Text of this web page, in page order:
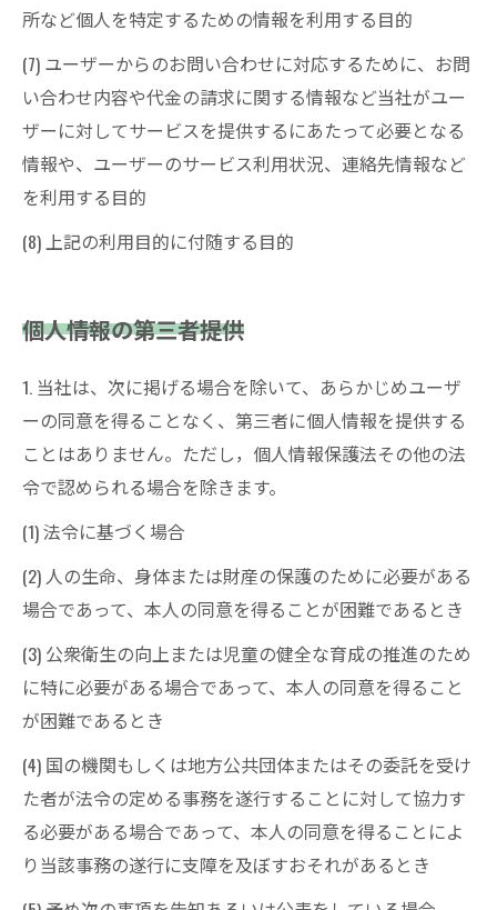
所など個人を特定するための情報を利用する目的
(7) ユーザーからのお問い合わせに対応するために、お問
い合わせ内容や代金の請求に関する情報など当社がユー
ザーに対してサービスを提供するにあたって必要となる
情報や、ユーザーのサービス利用状況、連絡先情報など
を利用する目的
(8) 上記の利用目的に付随する目的
個人情報の第三者提供
1. 当社は、次に掲げる場合を除いて、あらかじめユーザ
ーの同意を得ることなく、第三者に個人情報を提供する
ことはありません。ただし，個人情報保護法その他の法
令で認められる場合を除きます。
(1) 法令に基づく場合
(2) 人の生命、身体または財産の保護のために必要がある
場合であって、本人の同意を得ることが困難であるとき
(3) 公衆衛生の向上または児童の健全な育成の推進のため
に特に必要がある場合であって、本人の同意を得ること
が困難であるとき
(4) 国の機関もしくは地方公共団体またはその委託を受け
た者が法令の定める事務を遂行することに対して協力す
る必要がある場合であって、本人の同意を得ることによ
り当該事務の遂行に支障を及ぼすおそれがあるとき